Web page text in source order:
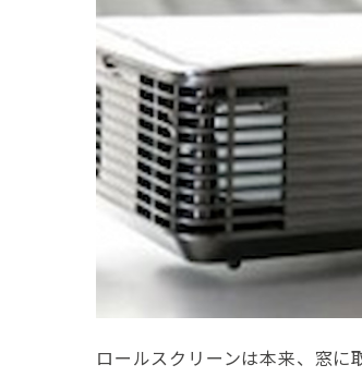
ロールスクリーンは本来、窓